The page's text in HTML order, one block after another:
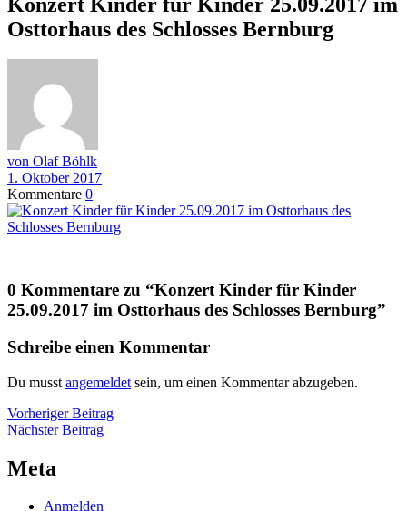
Osttorhaus des Schlosses Bernburg
von Olaf Böhlk
1. Oktober 2017
Kommentare 0
0 Kommentare zu “Konzert Kinder für Kinder
25.09.2017 im Osttorhaus des Schlosses Bernburg”
Schreibe einen Kommentar
Du musst angemeldet sein, um einen Kommentar abzugeben.
Beitragsnavigation
Vorheriger BeitragVorheriger
Nächster BeitragNächster
Meta
Anmelden